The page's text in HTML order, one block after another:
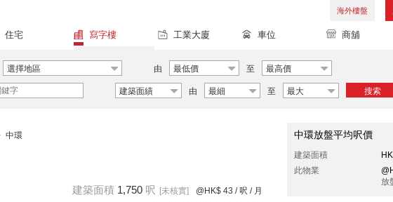
海外樓盤
住宅 寫字樓 工業大廈 車位 商舖
選擇地區 由 最低價 至 最高價
建築面績 由 最細 至 最大 搜索
中環
建築面積 1,750 呎 [未核實] @HK$ 43 / 呎 / 月
中環放盤平均呎價
建築面積
此物業
放